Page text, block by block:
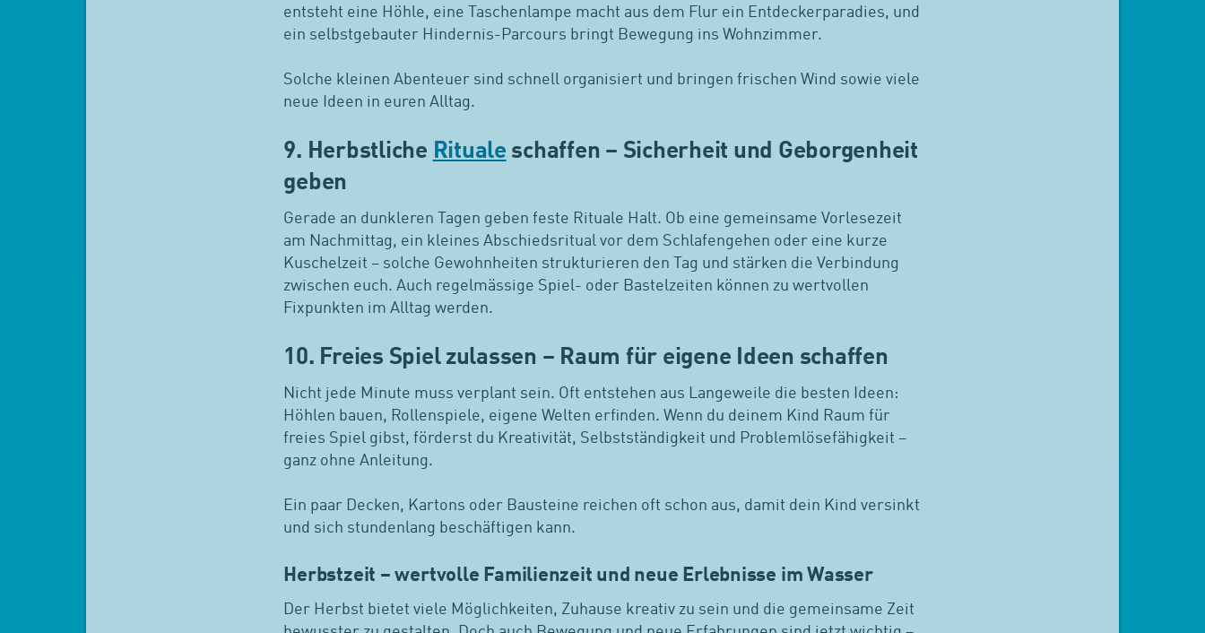
entsteht eine Höhle, eine Taschenlampe macht aus dem Flur ein Entdeckerparadies, und
ein selbstgebauter Hindernis-Parcours bringt Bewegung ins Wohnzimmer.
Solche kleinen Abenteuer sind schnell organisiert und bringen frischen Wind sowie viele
neue Ideen in euren Alltag.
9. Herbstliche Rituale schaffen – Sicherheit und Geborgenheit
geben
Gerade an dunkleren Tagen geben feste Rituale Halt. Ob eine gemeinsame Vorlesezeit
am Nachmittag, ein kleines Abschiedsritual vor dem Schlafengehen oder eine kurze
Kuschelzeit – solche Gewohnheiten strukturieren den Tag und stärken die Verbindung
zwischen euch. Auch regelmässige Spiel- oder Bastelzeiten können zu wertvollen
Fixpunkten im Alltag werden.
10. Freies Spiel zulassen – Raum für eigene Ideen schaffen
Nicht jede Minute muss verplant sein. Oft entstehen aus Langeweile die besten Ideen:
Höhlen bauen, Rollenspiele, eigene Welten erfinden. Wenn du deinem Kind Raum für
freies Spiel gibst, förderst du Kreativität, Selbstständigkeit und Problemlösefähigkeit –
ganz ohne Anleitung.
Ein paar Decken, Kartons oder Bausteine reichen oft schon aus, damit dein Kind versinkt
und sich stundenlang beschäftigen kann.
Herbstzeit – wertvolle Familienzeit und neue Erlebnisse im Wasser
Der Herbst bietet viele Möglichkeiten, Zuhause kreativ zu sein und die gemeinsame Zeit